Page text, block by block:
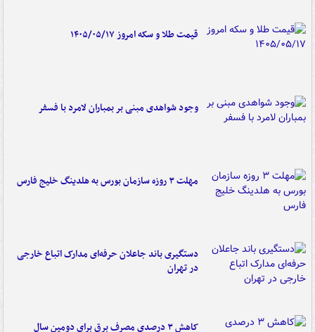
قیمت طلا و سکه امروز ۱۴۰۵/۰۵/۱۷
وجود شواهدی مبنی بر بمباران لامرد با فسفر
مهلت ۳ روزه سازمان بورس به هلدینگ خلیج فارس
دستگیری باند جاعلان حرفه‌ای مدارک اتباع خارجی
در تهران
کاهش ۳ درصدی مصرف برق برای دومین سال